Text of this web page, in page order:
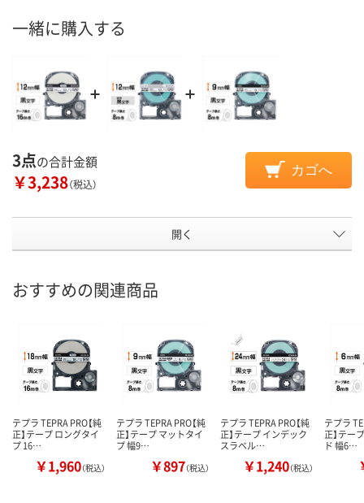
一緒に購入する
3点の合計金額
￥3,238（税込）
カゴへ
開く
おすすめの関連商品
テプラ TEPRA PRO【純
正】テープ ロングタイ
プ 16…
￥1,960（税込）
テプラ TEPRA PRO【純
正】テープ マットタイ
プ 幅9…
￥897（税込）
テプラ TEPRA PRO【純
正】テープ インデック
スラベル…
￥1,240（税込）
テプラ
正】テー
ド 幅6…